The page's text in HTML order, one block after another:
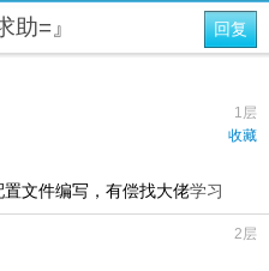
回复
助=』
1层
收藏
文件编写，有偿找大佬学习
2层